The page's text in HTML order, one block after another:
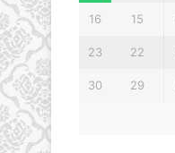
15
16
22
23
29
30